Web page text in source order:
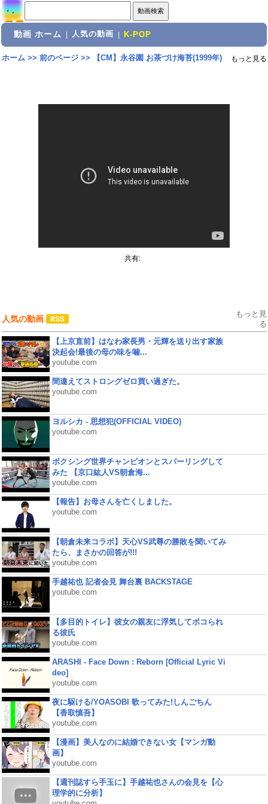
動画 ホーム 人気の動画 K-POP
ホーム>> 前のページ>> 【CM】永谷園 お茶づけ海苔(1999年) もっと見る
共有:
人気の動画
もっと見
る
【上京直前】はなわ家長男・元輝を送り出す家族
決起会!最後の母の味を噛...
youtube.com
間違えてストロングゼロ買い過ぎた。
youtube.com
ヨルシカ - 思想犯(OFFICIAL VIDEO)
youtube.com
ボクシング世界チャンピオンとスパーリングして
みた 【京口紘人VS朝倉海...
youtube.com
【報告】お母さんを亡くしました。
youtube.com
【朝倉未来コラボ】天心VS武尊の勝敗を聞いてみ
たら、まさかの回答が!!!
youtube.com
手越祐也 記者会見 舞台裏 BACKSTAGE
youtube.com
【多目的トイレ】彼女の親友に浮気してボコられ
る彼氏
youtube.com
ARASHI - Face Down : Reborn [Official Lyric Vi
deo]
youtube.com
夜に駆ける/YOASOBI 歌ってみた!しんごちん
【香取慎吾】
youtube.com
【漫画】美人なのに結婚できない女【マンガ動
画】
youtube.com
【週刊誌すら手玉に】手越祐也さんの会見を【心
理学的に分析】